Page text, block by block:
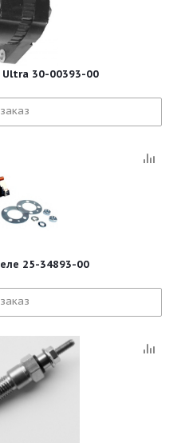
Ultra 30-00393-00
25-34893-00